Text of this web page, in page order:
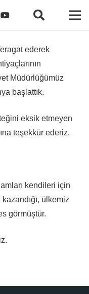
ederek
Müdürlüğümüz
başlattık.
eksik etmeyen
teşekkür ederiz.
kendileri için
ülkemiz
görmüştür.